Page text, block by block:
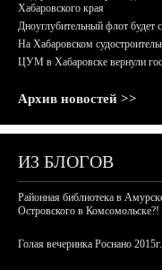
Хабаровского края
Дноуглубительный флот будет
На Хабаровском
ЦУМ в Хабаровске вернули
Архив новостей >>
ИЗ БЛОГОВ
Районная библиотека в
Островского в Комсомольске?!
Голая вечеринка Роснано